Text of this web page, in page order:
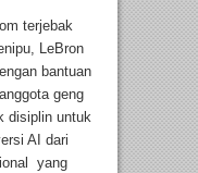
terjebak
LeBron
bantuan
geng
disiplin untuk
AI dari
yang